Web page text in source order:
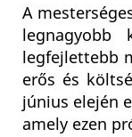
A
legfejlettebb
erős és
június elején
amely ezen